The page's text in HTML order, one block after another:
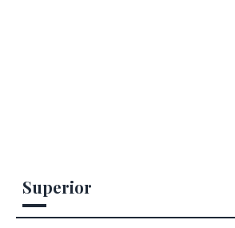
Superior